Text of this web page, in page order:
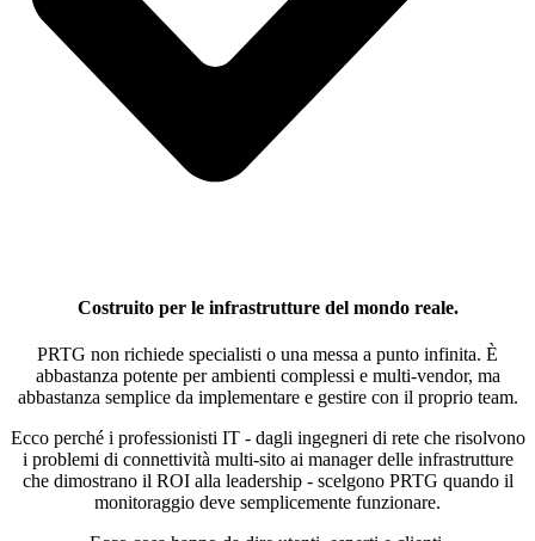
Costruito per le infrastrutture del mondo reale.
PRTG non richiede specialisti o una messa a punto infinita. È
abbastanza potente per ambienti complessi e multi-vendor, ma
abbastanza semplice da implementare e gestire con il proprio team.
Ecco perché i professionisti IT - dagli ingegneri di rete che risolvono
i problemi di connettività multi-sito ai manager delle infrastrutture
che dimostrano il ROI alla leadership - scelgono PRTG quando il
monitoraggio deve semplicemente funzionare.